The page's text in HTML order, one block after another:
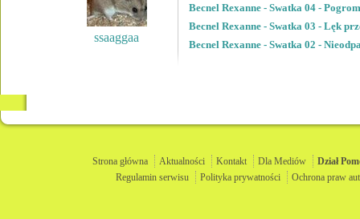
ssaaggaa
Becnel Rexanne - Swatka 04 -
Becnel Rexanne - Swatka 03 - Lęk
Becnel Rexanne - Swatka 02 -
Strona główna Aktualności Kontakt Dla Mediów Dział
Regulamin serwisu
Polityka prywatności Ochrona praw